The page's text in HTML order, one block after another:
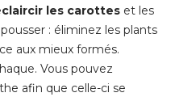
les carottes et les
: éliminez les plants
aux mieux formés.
Vous pouvez
afin que celle-ci se